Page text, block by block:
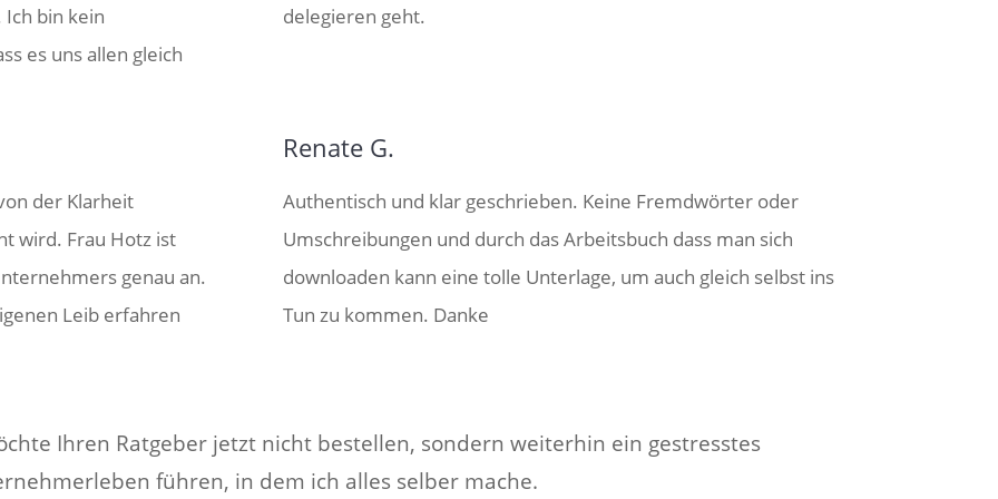
bin kein
es uns allen gleich
delegieren geht.
der Klarheit
wird. Frau Hotz ist
genau an.
Leib erfahren
Renate G.
Authentisch und klar geschrieben. Keine Fremdwörter oder
Umschreibungen und durch das Arbeitsbuch dass man sich
downloaden kann eine tolle Unterlage, um auch gleich selbst ins
Tun zu kommen. Danke
Ihren Ratgeber jetzt nicht bestellen, sondern weiterhin ein gestresstes
führen, in dem ich alles selber mache.